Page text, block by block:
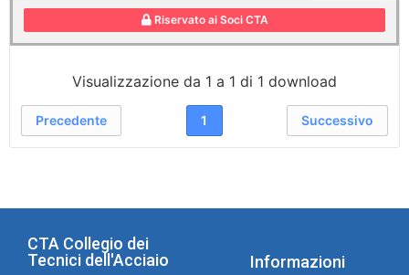
Riservato ai Soci CTA
Visualizzazione da 1 a 1 di 1 download
Precedente 1 Successivo
CTA Collegio dei
Tecnici dell'Acciaio
Informazioni